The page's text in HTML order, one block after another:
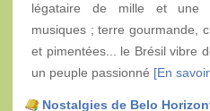
légataire de mille et une
musiques ; terre gourmande,
et pimentées... le Brésil vibre
un peuple passionné [En
Nostalgies de Belo